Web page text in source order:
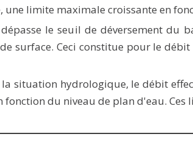
limite maximale croissante en
le seuil de déversement du
surface. Ceci constitue pour le
situation hydrologique, le débit
du niveau de plan d'eau.